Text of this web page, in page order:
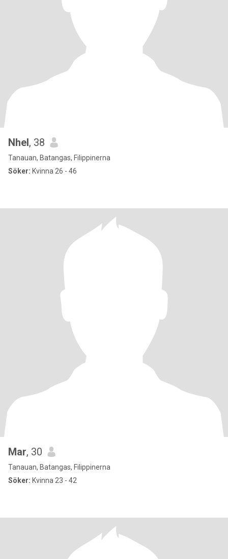
Nhel, 38
Tanauan, Batangas, Filippinerna
Söker: Kvinna 26 - 46
Mar, 30
Tanauan, Batangas, Filippinerna
Söker: Kvinna 23 - 42